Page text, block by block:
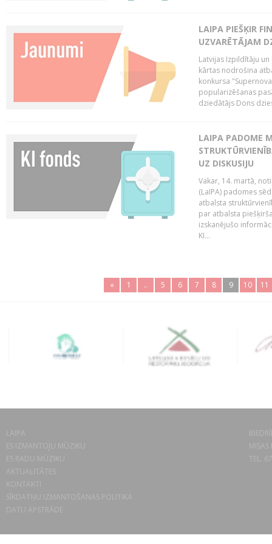
LAIPA PIEŠĶIR
UZVARĒTĀJAM
Latvijas Izpildītāju
kārtas nodrošina
konkursa
popularizēšanas
dziedātājs Dons
LAIPA PADOME
UZ DISKUSIJU
Vakar, 14. martā,
(LaIPA) padomes
atbalsta
par atbalsta
izskanējušo
KI...
« 1 .. 5 6 7 8 9 10 11
LAIPA
ES IZMANTOJU MŪZIKU
ES RADU MŪZIKU
AKTUALITĀTES
KONTAKTI
SĪKDATŅU IZMANTOŠANAS POLITIKA
DATU APSTRĀDE
TEL.